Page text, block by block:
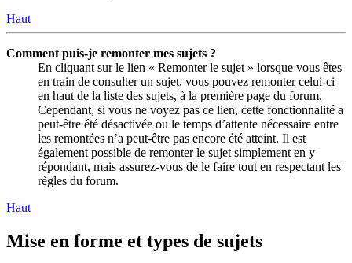
Haut
Comment puis-je remonter mes sujets ?
En cliquant sur le lien « Remonter le sujet » lorsque vous êtes
en train de consulter un sujet, vous pouvez remonter celui-ci
en haut de la liste des sujets, à la première page du forum.
Cependant, si vous ne voyez pas ce lien, cette fonctionnalité a
peut-être été désactivée ou le temps d’attente nécessaire entre
les remontées n’a peut-être pas encore été atteint. Il est
également possible de remonter le sujet simplement en y
répondant, mais assurez-vous de le faire tout en respectant les
règles du forum.
Haut
Mise en forme et types de sujets